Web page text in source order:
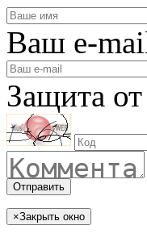
Ваш e-
Защита
Отправить
×Закрыть окно